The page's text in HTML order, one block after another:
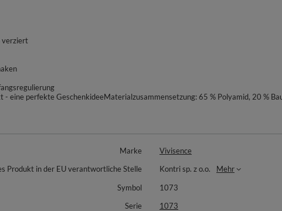
verziert
eine perfekte GeschenkideeMaterialzusammensetzung: 65 % Polyamid, 20 %
Marke
Vivisence
Produkt in der EU verantwortliche Stelle
Kontri sp. z o.o.
Mehr
Symbol
1073
Serie
1073